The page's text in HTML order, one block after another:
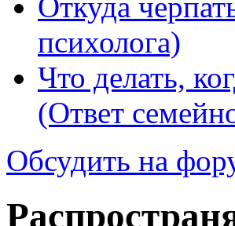
психолога)
Что делать,
(Ответ
Обсудить на